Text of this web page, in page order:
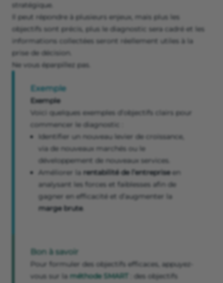
stratégique.
Il peut répondre à plusieurs enjeux, mais plus les
objectifs sont précis, plus le diagnostic sera cadré et les
informations collectées seront réellement utiles à la
prise de décision.
Ne vous éparpillez pas.
Exemple
Exemple
Voici quelques exemples d’objectifs clairs pour
commencer le diagnostic :
Identifier un nouveau levier de croissance,
via de nouveaux marchés ou le
développement de nouveaux services.
Améliorer la rentabilité de l’entrepriseen
analysant les forces et faiblesses afin de
gagner en efficacité et d’augmenter la
marge brute.
Bon à savoir
Pour formuler des objectifs efficaces, appuyez-
vous sur la méthode SMART
: des objectifs